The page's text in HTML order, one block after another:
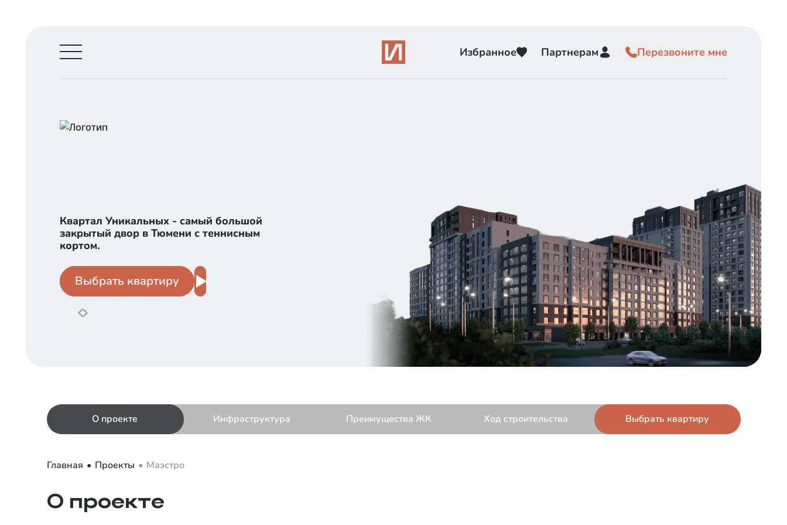
Избранное Партнерам
предыдущий
следующий
Квартал Уникальных - самый большой
закрытый двор в Тюмени с теннисным
кортом.
Выбрать квартиру
Квартал Уникальных - самый большой
закрытый двор в Тюмени с теннисным
кортом.
Выбрать квартиру
О проекте Инфраструктура Преимущества ЖК Ход строительства Выбрать квартиру
Главная Проекты Маэстро
О проекте